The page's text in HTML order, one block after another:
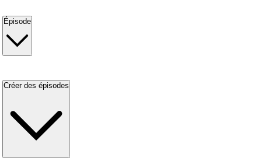
Épisode
Créer des épisodes